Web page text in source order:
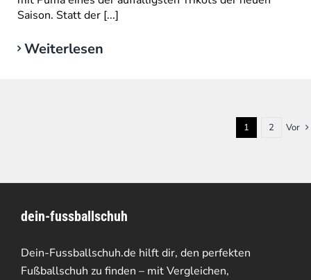
Saison. Statt der [...]
Weiterlesen
1 2 Vor
dein-fussballschuh
Dein-Fussballschuh.de hilft dir, den perfekten
Fußballschuh zu finden – mit Vergleichen,